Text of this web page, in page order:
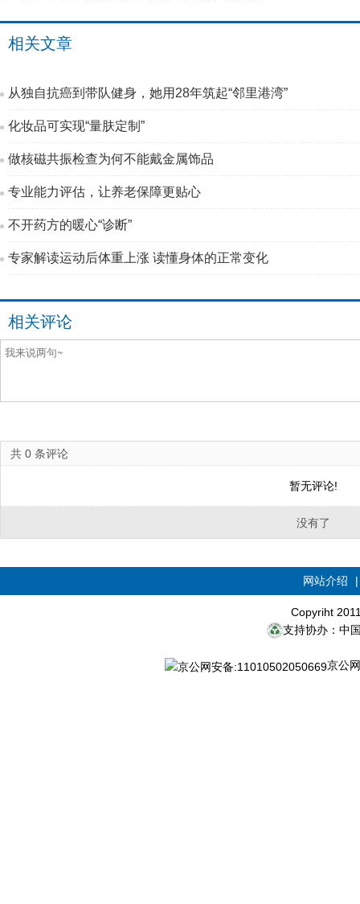
相关文章
从独自抗癌到带队健身，她用28年筑起“邻里港湾”
化妆品可实现“量肤定制”
做核磁共振检查为何不能戴金属饰品
专业能力评估，让养老保障更贴心
不开药方的暖心“诊断”
专家解读运动后体重上涨 读懂身体的正常变化
相关评论
共 0 条评论
暂无评论!
没有了
网站介绍
Copyriht
支持协办：中
京公